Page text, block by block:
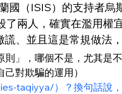
（ISIS）的支持者烏
兩人，確實在濫用權
、並且這是常規做法
」，哪個不是，尤其是
對欺騙的運用）
）？換句話說，